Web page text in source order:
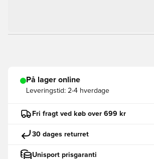
På lager online
Leveringstid: 2-4 hverdage
Fri fragt ved køb over 699 kr
30 dages returret
Unisport prisgaranti